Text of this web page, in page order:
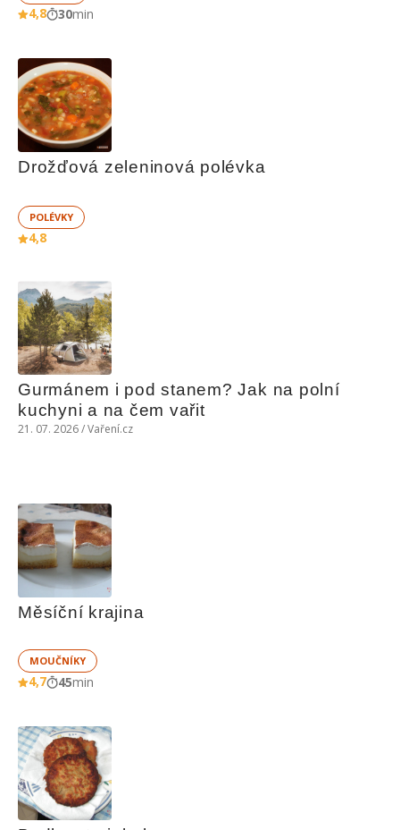
4,8 30min
Drožďová zeleninová polévka
POLÉVKY
4,8
Gurmánem i pod stanem? Jak na polní
kuchyni a na čem vařit
21. 07. 2026 / Vaření.cz
Měsíční krajina
MOUČNÍKY
4,7 45min